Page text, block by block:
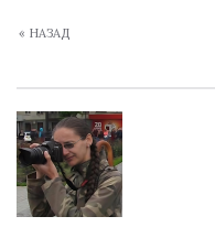
« НАЗАД